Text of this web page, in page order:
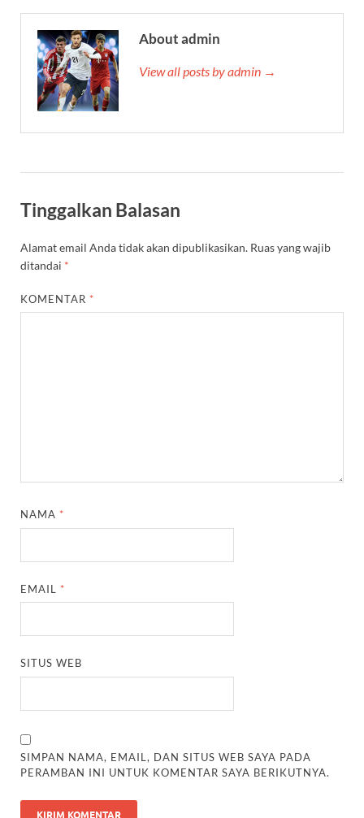
About admin
View all posts by admin →
Tinggalkan Balasan
Alamat email Anda tidak akan dipublikasikan. Ruas yang wajib
ditandai *
KOMENTAR *
NAMA *
EMAIL *
SITUS WEB
SIMPAN NAMA, EMAIL, DAN SITUS WEB SAYA PADA
PERAMBAN INI UNTUK KOMENTAR SAYA BERIKUTNYA.